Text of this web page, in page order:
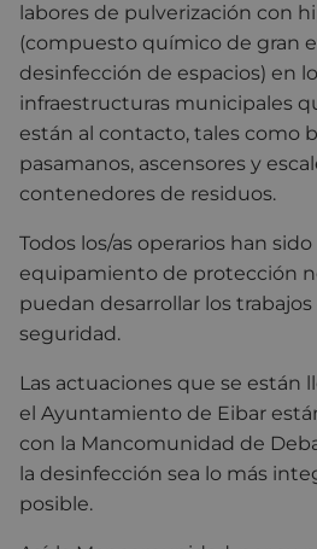
labores de pulverización con
(compuesto químico de gran
desinfección de espacios) en
infraestructuras municipales
están al contacto, tales como
pasamanos, ascensores y
contenedores de residuos.
Todos los/as operarios han
equipamiento de protección
puedan desarrollar los
seguridad.
Las actuaciones que se están
el Ayuntamiento de Eibar
con la Mancomunidad de
la desinfección sea lo más
posible.